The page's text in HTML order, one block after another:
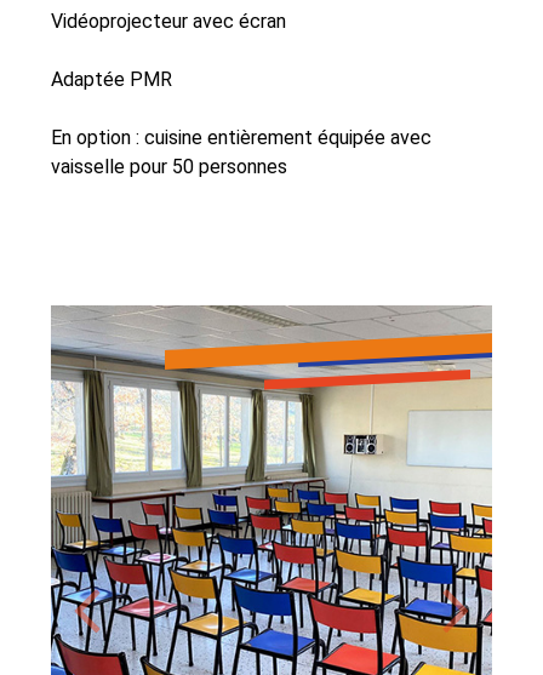
Vidéoprojecteur avec écran
Adaptée PMR
En option : cuisine entièrement équipée avec
vaisselle pour 50 personnes